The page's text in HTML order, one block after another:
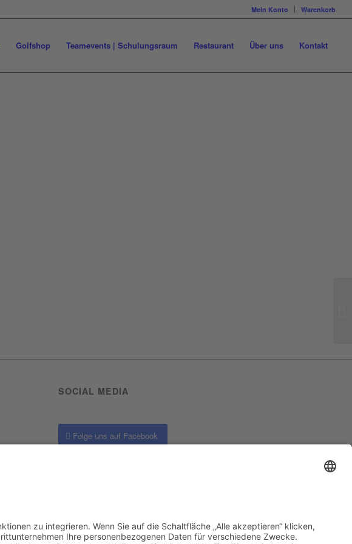
Mein Konto Warenkorb
Golfshop Teamevents | Schulungsraum Restaurant Über uns Kontakt
SOCIAL MEDIA
Folge uns auf Facebook